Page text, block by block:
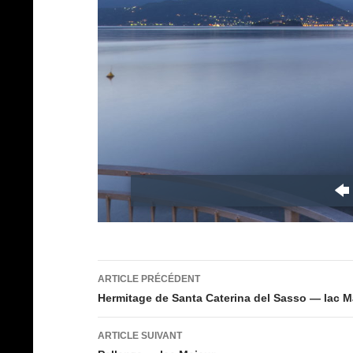
Navigation
des
articles
ARTICLE PRÉCÉDENT
Hermitage de Santa Caterina del Sasso — lac
ARTICLE SUIVANT